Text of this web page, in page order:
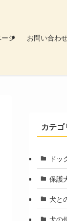
ジ お問い合わ
カテゴ
ドッ
保護
犬と
犬の